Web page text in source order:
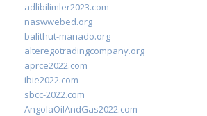
adlibilimler2023.com
naswwebed.org
balithut-manado.org
alteregotradingcompany.org
aprce2022.com
ibie2022.com
sbcc-2022.com
AngolaOilAndGas2022.com